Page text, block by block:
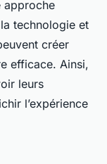
approche
technologie et
créer
efficace. Ainsi,
leurs
l’expérience